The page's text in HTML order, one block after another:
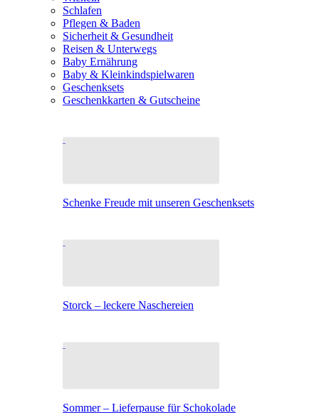
Schlafen
Pflegen & Baden
Sicherheit & Gesundheit
Reisen & Unterwegs
Baby Ernährung
Baby & Kleinkindspielwaren
Geschenksets
Geschenkkarten & Gutscheine
Schenke Freude mit unseren Geschenksets
Storck – leckere Naschereien
Sommer – Lieferpause für Schokolade